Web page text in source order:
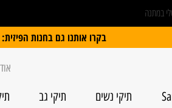
במתנה
בקרו אותנו גם בחנות הפיזית: הרצל 74, ראשל”צ | חנייה חינם ללקוחות בלבד | משלוחים
תיקי נשים תיקי גב